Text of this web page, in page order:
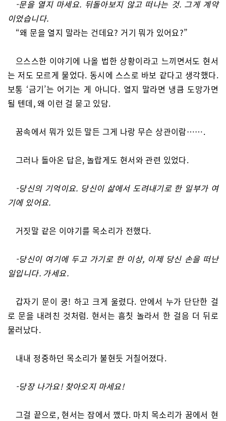
-문을 열지 마세요. 뒤돌아보지 않고 떠나는 것. 그게 계약
이었습니다.
“왜 문을 열지 말라는 건데요? 거기 뭐가 있어요?”
으스스한 이야기에 나올 법한 상황이라고 느끼면서도 현서
는 저도 모르게 물었다. 동시에 스스로 바보 같다고 생각했다.
보통 ‘금기’는 어기는 게 아니다. 열지 말라면 냉큼 도망가면
될 텐데, 왜 이런 걸 묻고 있담.
꿈속에서 뭐가 있든 말든 그게 나랑 무슨 상관이람…….
그러나 돌아온 답은, 놀랍게도 현서와 관련 있었다.
-당신의 기억이요. 당신이 삶에서 도려내기로 한 일부가 여
기에 있어요.
거짓말 같은 이야기를 목소리가 전했다.
-당신이 여기에 두고 가기로 한 이상, 이제 당신 손을 떠난
일입니다. 가세요.
갑자기 문이 쿵! 하고 크게 울렸다. 안에서 누가 단단한 걸
로 문을 내려친 것처럼. 현서는 흠칫 놀라서 한 걸음 더 뒤로
물러났다.
내내 정중하던 목소리가 불현듯 거칠어졌다.
-당장 나가요! 찾아오지 마세요!
그걸 끝으로, 현서는 잠에서 깼다. 마치 목소리가 꿈에서 현